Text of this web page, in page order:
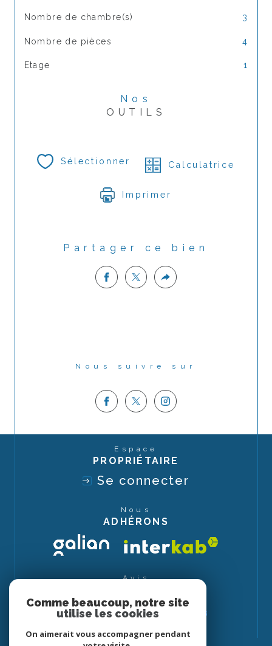
Nombre de chambre(s) 3
Nombre de pièces 4
Etage 1
Nos
OUTILS
Sélectionner Calculatrice
Imprimer
Partager ce bien
Nous suivre sur
Espace
PROPRIÉTAIRE
Se connecter
Nous
ADHÉRONS
Avis
Comme beaucoup, notre site
utilise les cookies
On aimerait vous accompagner pendant